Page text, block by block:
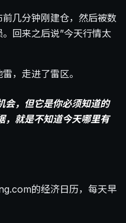
几分钟刚建仓，然后被数
回来之后说”今天行情太
，走进了雷区。
会，但它是你必须知道的
，就是不知道今天哪里有
的经济日历，每天早